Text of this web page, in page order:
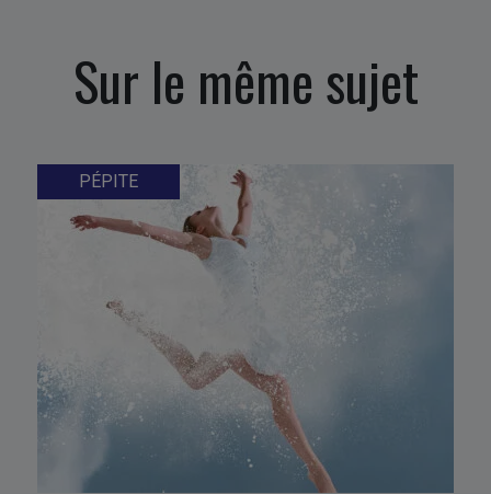
Sur le même sujet
PÉPITE